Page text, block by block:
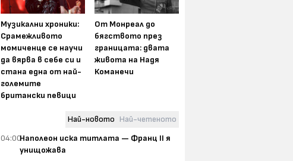
Музикални хроники:
Срамежливото
момиченце се научи
да вярва в себе си и
стана една от най-
големите
британски певици
От Монреал до
бягството през
границата: двата
живота на Надя
Команечи
Най-новото Най-четеното
04:00Наполеон иска титлата — Франц II я
унищожава